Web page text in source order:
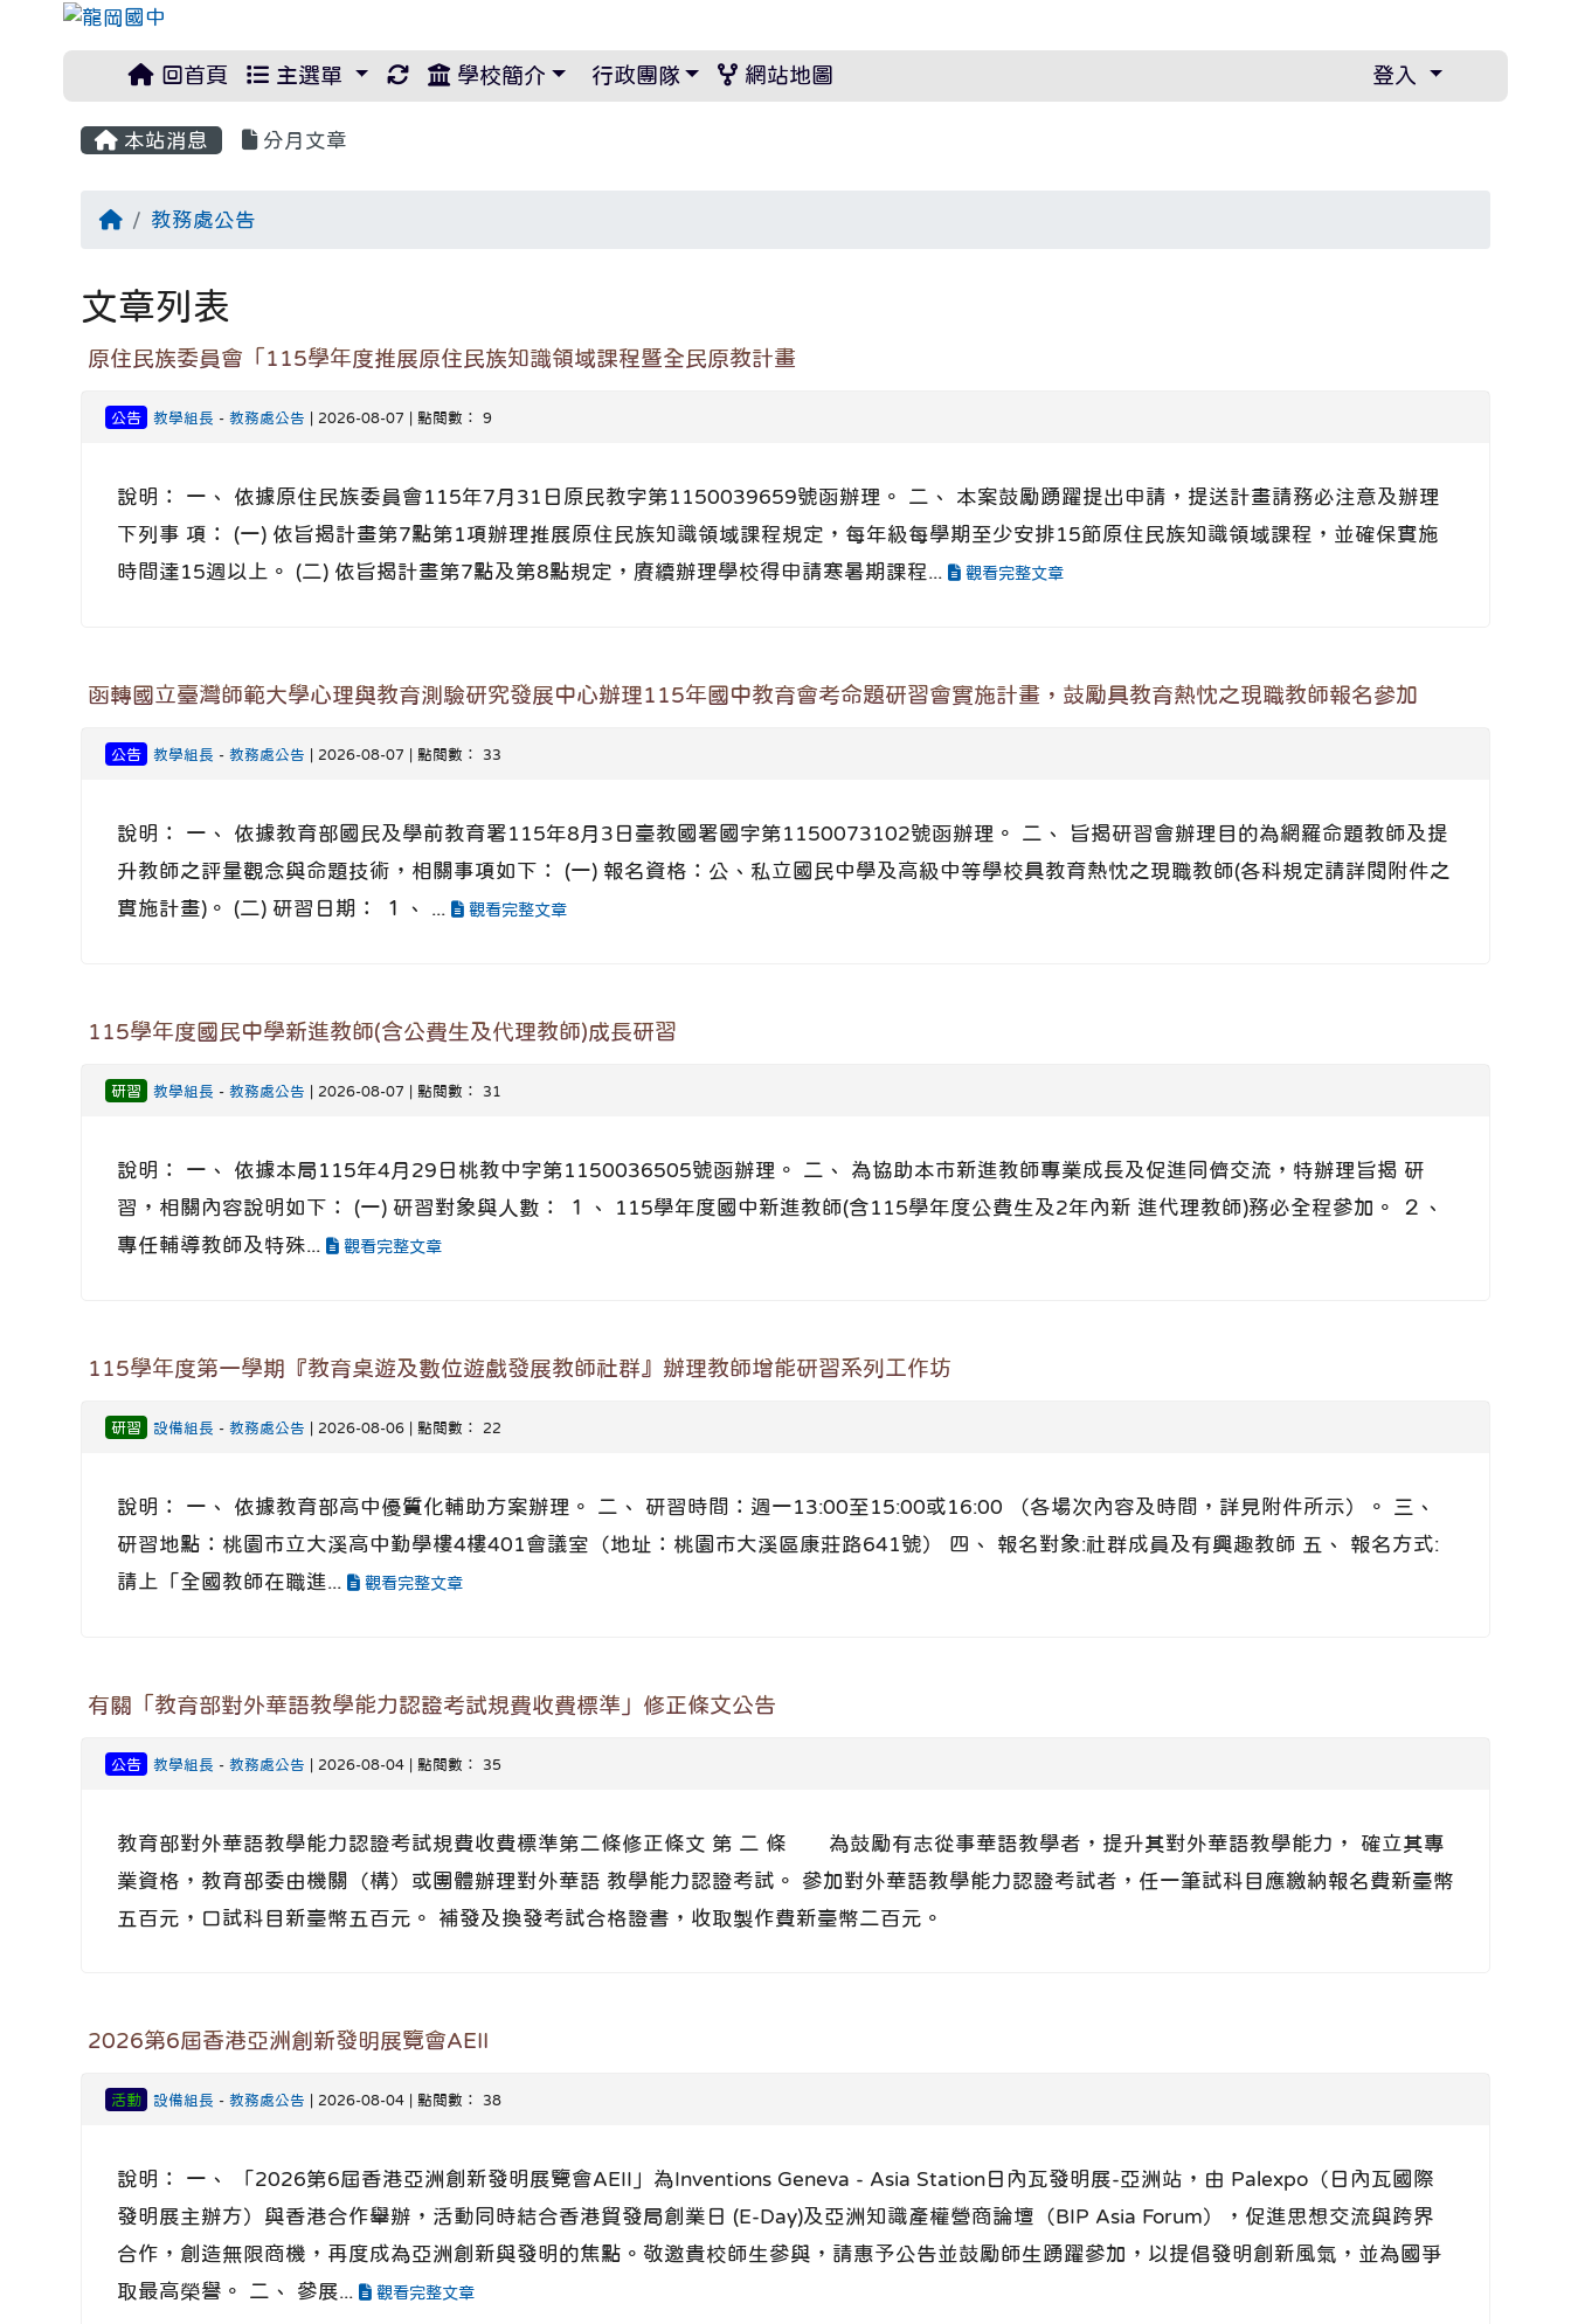
回首頁 主選單 重新取得佈景設定
學校簡介 行政團隊 網站地圖 登入
本站消息 分月文章
回首頁教務處公告
文章列表
原住民族委員會「115學年度推展原住民族知識領域課程暨全民原教計畫
公告 教學組長 -教務處公告 | 2026-08-07 | 點閱數： 9
說明： 一、 依據原住民族委員會115年7月31日原民教字第1150039659號函辦理。 二、 本案鼓勵踴躍提出申請，提送計畫請務必注意及辦理
下列事 項： (一) 依旨揭計畫第7點第1項辦理推展原住民族知識領域課程規定，每年級每學期至少安排15節原住民族知識領域課程，並確保實施
時間達15週以上。 (二) 依旨揭計畫第7點及第8點規定，賡續辦理學校得申請寒暑期課程...
觀看完整文章
函轉國立臺灣師範大學心理與教育測驗研究發展中心辦理115年國中教育會考命題研習會實施計畫，鼓勵具教育熱忱之現職教師報名參加
公告 教學組長 -教務處公告 | 2026-08-07 | 點閱數： 33
說明： 一、 依據教育部國民及學前教育署115年8月3日臺教國署國字第1150073102號函辦理。 二、 旨揭研習會辦理目的為網羅命題教師及提
升教師之評量觀念與命題技術，相關事項如下： (一) 報名資格：公、私立國民中學及高級中等學校具教育熱忱之現職教師(各科規定請詳閱附件之
實施計畫)。 (二) 研習日期： １、 ...
觀看完整文章
115學年度國民中學新進教師(含公費生及代理教師)成長研習
研習 教學組長 -教務處公告 | 2026-08-07 | 點閱數： 31
說明： 一、 依據本局115年4月29日桃教中字第1150036505號函辦理。 二、 為協助本市新進教師專業成長及促進同儕交流，特辦理旨揭 研
習，相關內容說明如下： (一) 研習對象與人數： １、 115學年度國中新進教師(含115學年度公費生及2年內新 進代理教師)務必全程參加。 ２、
專任輔導教師及特殊...
觀看完整文章
115學年度第一學期『教育桌遊及數位遊戲發展教師社群』辦理教師增能研習系列工作坊
研習 設備組長 -教務處公告 | 2026-08-06 | 點閱數： 22
說明： 一、 依據教育部高中優質化輔助方案辦理。 二、 研習時間：週一13:00至15:00或16:00 （各場次內容及時間，詳見附件所示）。 三、
研習地點：桃園市立大溪高中勤學樓4樓401會議室（地址：桃園市大溪區康莊路641號） 四、 報名對象:社群成員及有興趣教師 五、 報名方式:
請上「全國教師在職進...
觀看完整文章
有關「教育部對外華語教學能力認證考試規費收費標準」修正條文公告
公告 教學組長 -教務處公告 | 2026-08-04 | 點閱數： 35
教育部對外華語教學能力認證考試規費收費標準第二條修正條文 第 二 條 為鼓勵有志從事華語教學者，提升其對外華語教學能力， 確立其專
業資格，教育部委由機關（構）或團體辦理對外華語 教學能力認證考試。 參加對外華語教學能力認證考試者，任一筆試科目應繳納報名費新臺幣
五百元，口試科目新臺幣五百元。 補發及換發考試合格證書，收取製作費新臺幣二百元。
2026第6屆香港亞洲創新發明展覽會AEII
活動 設備組長 -教務處公告 | 2026-08-04 | 點閱數： 38
說明： 一、 「2026第6屆香港亞洲創新發明展覽會AEII」為Inventions Geneva - Asia Station日內瓦發明展-亞洲站，由 Palexpo（日內瓦國際
發明展主辦方）與香港合作舉辦，活動同時結合香港貿發局創業日 (E-Day)及亞洲知識產權營商論壇（BIP Asia Forum），促進思想交流與跨界
合作，創造無限商機，再度成為亞洲創新與發明的焦點。敬邀貴校師生參與，請惠予公告並鼓勵師生踴躍參加，以提倡發明創新風氣，並為國爭
取最高榮譽。 二、 參展...
觀看完整文章